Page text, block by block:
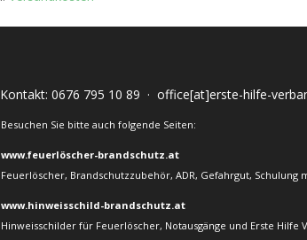
Kontakt:0676 795 10 89 ·office[at]erste-hilfe-
Besuchen Sie bitte auch folgende Seiten:
www.feuerlöscher-brandschutz.at
Feuerlöscher, Brandschutzzubehör, ADR, Gefahrgut, Schulung
www.hinweisschild-brandschutz.at
Hinweisschilder für Feuerlöscher, Notausgänge und Erste Hilfe